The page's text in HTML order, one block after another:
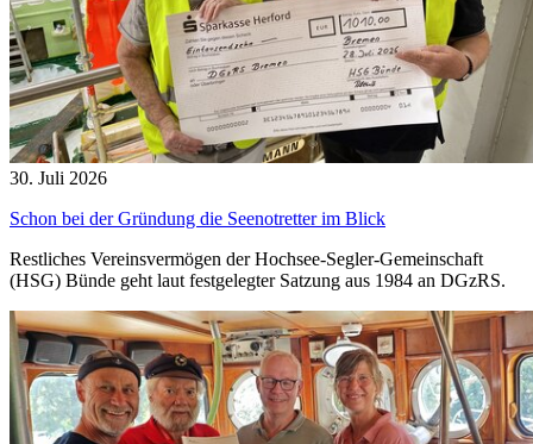
30. Juli 2026
Schon bei der Gründung die Seenotretter im Blick
Restliches Vereinsvermögen der Hochsee-Segler-Gemeinschaft
(HSG) Bünde geht laut festgelegter Satzung aus 1984 an DGzRS.